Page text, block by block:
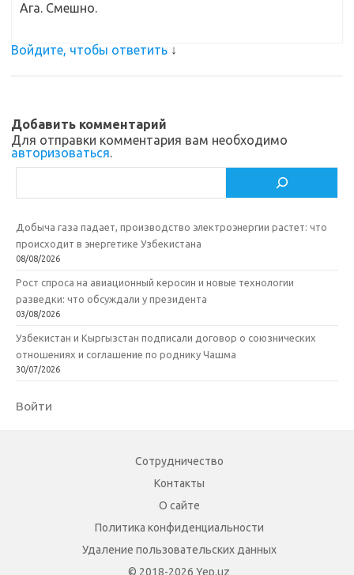
Ага. Смешно.
Войдите, чтобы ответить ↓
Добавить комментарий
Для отправки комментария вам необходимо
авторизоваться.
Добыча газа падает, производство электроэнергии растет: что
происходит в энергетике Узбекистана
08/08/2026
Рост спроса на авиационный керосин и новые технологии
разведки: что обсуждали у президента
03/08/2026
Узбекистан и Кыргызстан подписали договор о союзнических
отношениях и соглашение по роднику Чашма
30/07/2026
Войти
Сотрудничество
Контакты
О сайте
Политика конфиденциальности
Удаление пользовательских данных
© 2018-2026 Yep.uz